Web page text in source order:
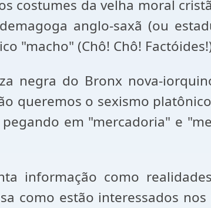
costumes da velha moral
anglo-saxã (ou
"macho" (Chô! Chô!
negra do Bronx nova-
queremos o sexismo
em "mercadoria" e
informação como
como estão interessados